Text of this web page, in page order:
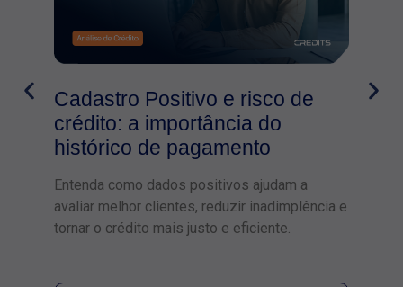
Cadastro Positivo e risco de
crédito: a importância do
histórico de pagamento
Entenda como dados positivos ajudam a
avaliar melhor clientes, reduzir inadimplência e
tornar o crédito mais justo e eficiente.
A